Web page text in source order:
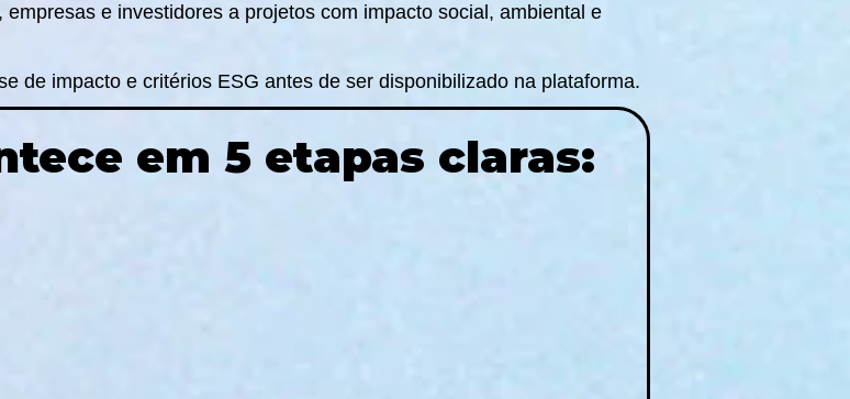
e investidores a projetos com impacto social, ambiental e
de impacto e critérios ESG antes de ser disponibilizado na plataforma.
em 5 etapas claras: